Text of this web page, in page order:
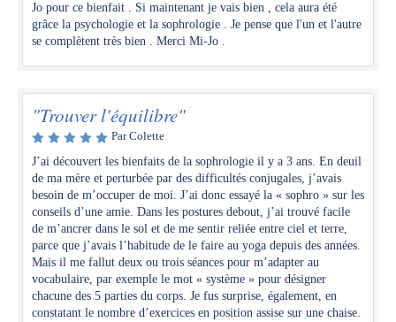
Jo pour ce bienfait . Si maintenant je vais bien , cela aura été
grâce la psychologie et la sophrologie . Je pense que l'un et l'autre
se complètent très bien . Merci Mi-Jo .
"Trouver l'équilibre"
Par Colette
J’ai découvert les bienfaits de la sophrologie il y a 3 ans. En deuil
de ma mère et perturbée par des difficultés conjugales, j’avais
besoin de m’occuper de moi. J’ai donc essayé la « sophro » sur les
conseils d’une amie. Dans les postures debout, j’ai trouvé facile
de m’ancrer dans le sol et de me sentir reliée entre ciel et terre,
parce que j’avais l’habitude de le faire au yoga depuis des années.
Mais il me fallut deux ou trois séances pour m’adapter au
vocabulaire, par exemple le mot « système » pour désigner
chacune des 5 parties du corps. Je fus surprise, également, en
constatant le nombre d’exercices en position assise sur une chaise.